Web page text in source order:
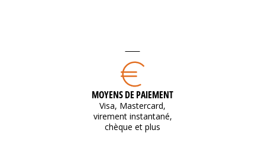
MOYENS DE PAIEMENT
Visa, Mastercard,
virement instantané,
chèque et plus